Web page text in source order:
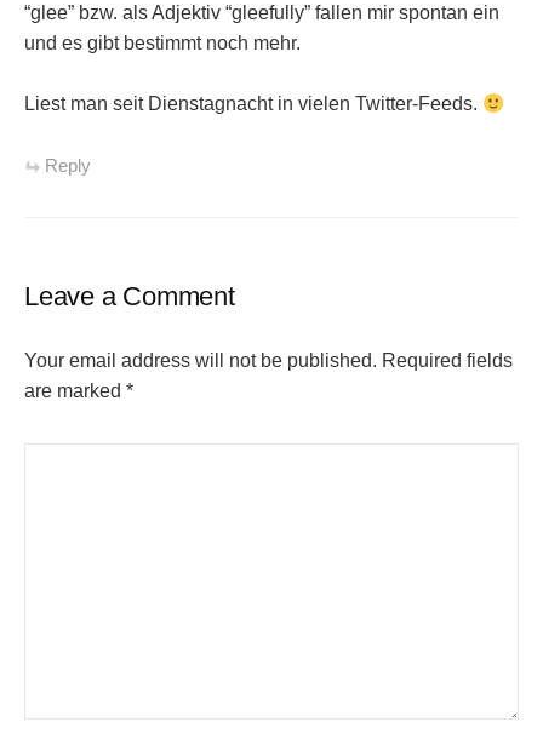
“glee” bzw. als Adjektiv “gleefully” fallen mir spontan ein
und es gibt bestimmt noch mehr.
Liest man seit Dienstagnacht in vielen Twitter-Feeds.
Reply
Leave a Comment
Your email address will not be published. Required fields
are marked *